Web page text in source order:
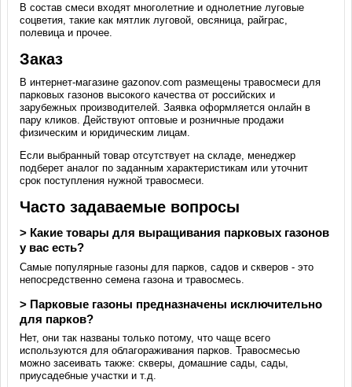
В состав смеси входят многолетние и однолетние луговые
соцветия, такие как мятлик луговой, овсяница, райграс,
полевица и прочее.
Заказ
В интернет-магазине gazonov.com размещены травосмеси для
парковых газонов высокого качества от российских и
зарубежных производителей. Заявка оформляется онлайн в
пару кликов. Действуют оптовые и розничные продажи
физическим и юридическим лицам.
Если выбранный товар отсутствует на складе, менеджер
подберет аналог по заданным характеристикам или уточнит
срок поступления нужной травосмеси.
Часто задаваемые вопросы
> Какие товары для выращивания парковых газонов
у вас есть?
Самые популярные газоны для парков, садов и скверов - это
непосредственно семена газона и травосмесь.
> Парковые газоны предназначены исключительно
для парков?
Нет, они так названы только потому, что чаще всего
используются для облагораживания парков. Травосмесью
можно засеивать также: скверы, домашние сады, сады,
приусадебные участки и т.д.